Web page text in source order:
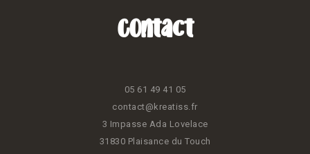
Contact
05 61 49 41 05
contact@kreatiss.fr
3 Impasse Ada Lovelace
31830 Plaisance du Touch